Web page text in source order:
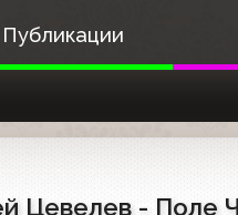
Публикации
Цевелев - Поле